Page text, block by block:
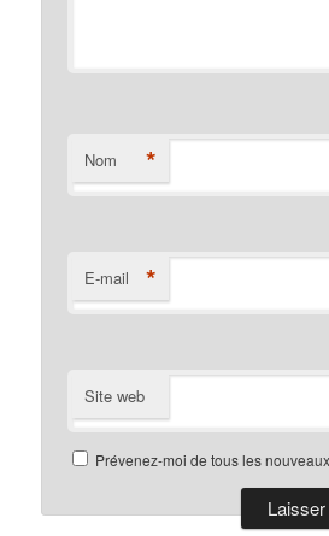
Nom *
E-mail *
Site web
Prévenez-moi de tous les